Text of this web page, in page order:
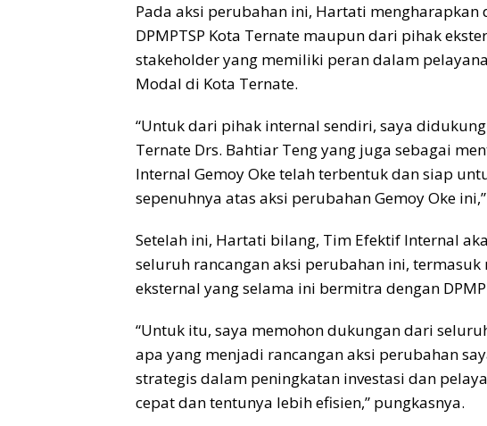
Pada aksi perubahan ini, Hartati
DPMPTSP Kota Ternate maupun dari pihak
stakeholder yang memiliki peran dalam
Modal di Kota Ternate.
“Untuk dari pihak internal sendiri, saya didukung
Ternate Drs. Bahtiar Teng yang juga sebagai
Internal Gemoy Oke telah terbentuk dan siap
sepenuhnya atas aksi perubahan Gemoy Oke
Setelah ini, Hartati bilang, Tim Efektif Internal
seluruh rancangan aksi perubahan ini,
eksternal yang selama ini bermitra dengan
“Untuk itu, saya memohon dukungan dari
apa yang menjadi rancangan aksi perubahan
strategis dalam peningkatan investasi dan
cepat dan tentunya lebih efisien,” pungkasnya.